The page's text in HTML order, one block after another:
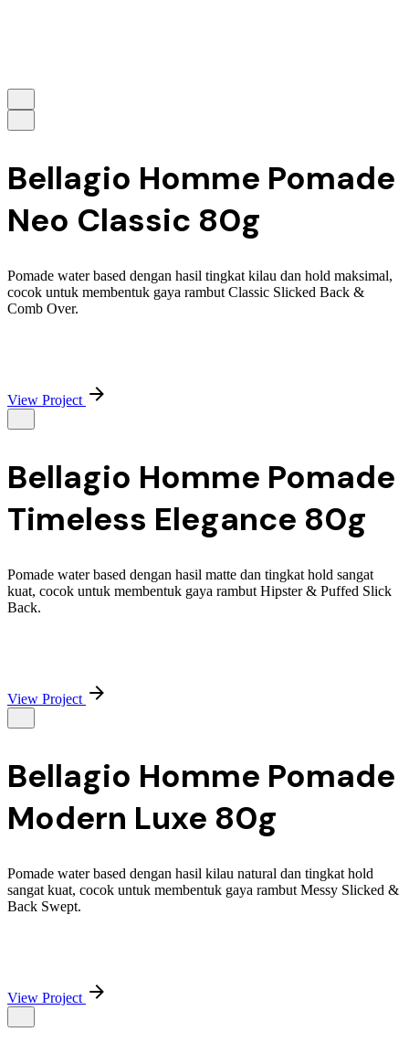
Bellagio Homme Pomade
Neo Classic 80g
Pomade water based dengan hasil tingkat kilau dan hold maksimal,
cocok untuk membentuk gaya rambut Classic Slicked Back &
Comb Over.
View Project
Bellagio Homme Pomade
Timeless Elegance 80g
Pomade water based dengan hasil matte dan tingkat hold sangat
kuat, cocok untuk membentuk gaya rambut Hipster & Puffed Slick
Back.
View Project
Bellagio Homme Pomade
Modern Luxe 80g
Pomade water based dengan hasil kilau natural dan tingkat hold
sangat kuat, cocok untuk membentuk gaya rambut Messy Slicked &
Back Swept.
View Project